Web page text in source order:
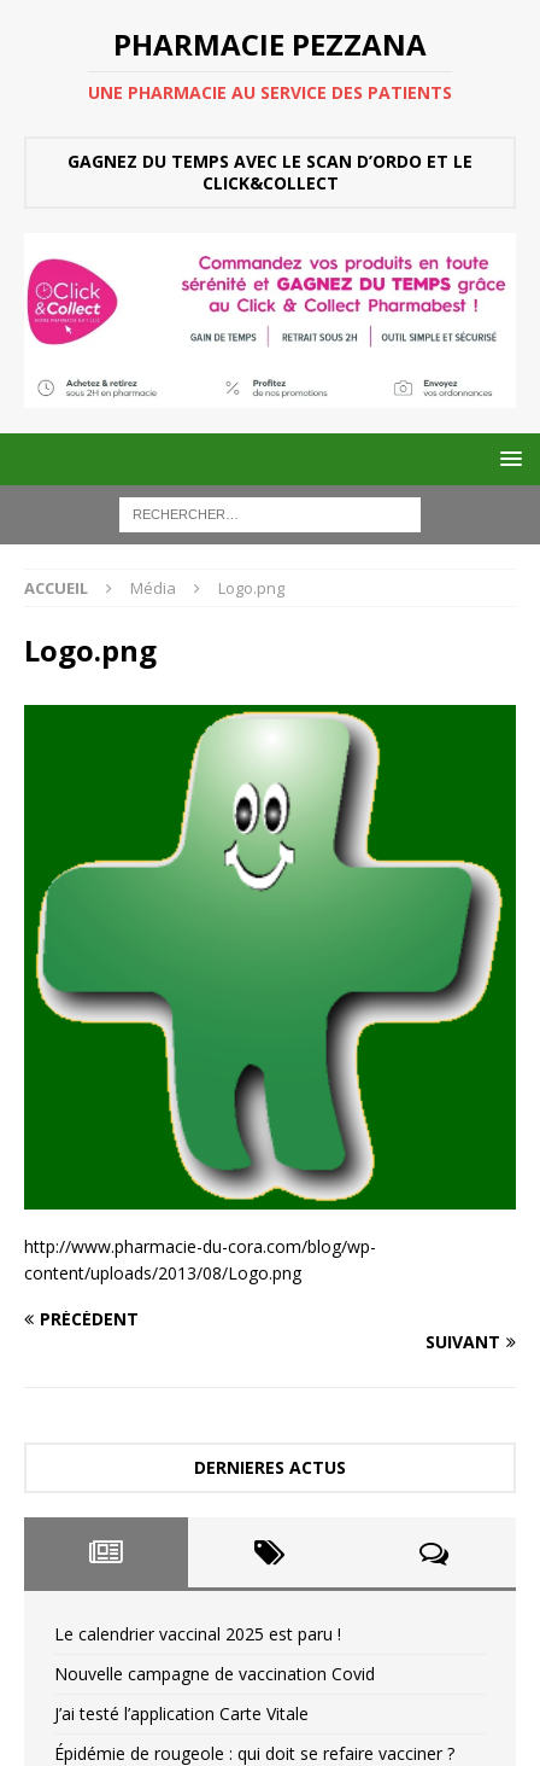
PHARMACIE PEZZANA
UNE PHARMACIE AU SERVICE DES PATIENTS
GAGNEZ DU TEMPS AVEC LE SCAN D’ORDO ET LE
CLICK&COLLECT
ACCUEIL Média Logo.png
Logo.png
http://www.pharmacie-du-cora.com/blog/wp-
content/uploads/2013/08/Logo.png
PRÉCÉDENT
SUIVANT
DERNIERES ACTUS
Le calendrier vaccinal 2025 est paru !
Nouvelle campagne de vaccination Covid
J’ai testé l’application Carte Vitale
Épidémie de rougeole : qui doit se refaire vacciner ?